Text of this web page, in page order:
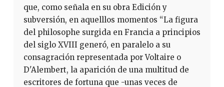
que, como señala en su obra Edición y
subversión, en aquelllos momentos “La figura
del philosophe surgida en Francia a principios
del siglo XVIII generó, en paralelo a su
consagración representada por Voltaire o
D'Alembert, la aparición de una multitud de
escritores de fortuna que -unas veces de